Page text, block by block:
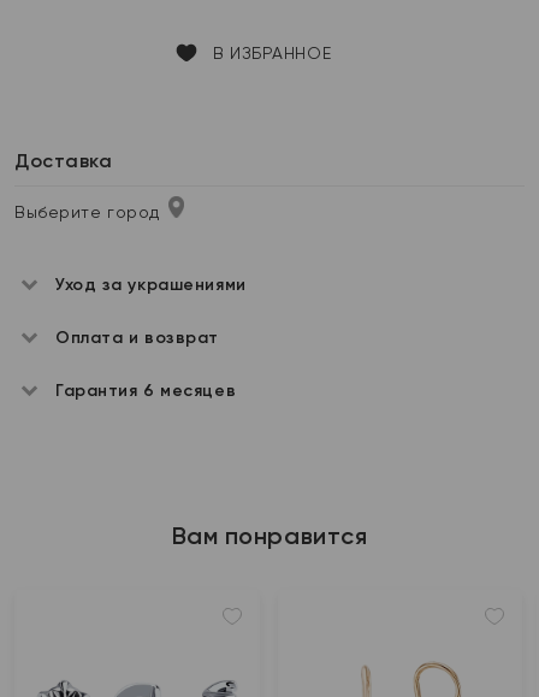
В ИЗБРАННОЕ
Доставка
Выберите город
Уход за украшениями
Оплата и возврат
Гарантия 6 месяцев
Вам понравится